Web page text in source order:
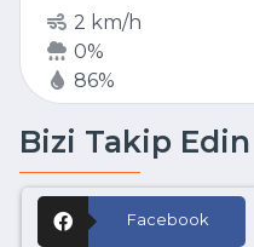
2 km/h
0%
86%
Bizi Takip Edin
Facebook